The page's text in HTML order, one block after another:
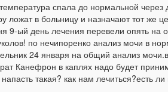
спала до нормальной
ложат в больницу и назначают тот же
9-ый день лечения перевели опять на
по нечипоренко анализ мочи в
24 января на общий анализ
Канефрон в каплях надо будет
напасть такая? как нам лечиться?есть